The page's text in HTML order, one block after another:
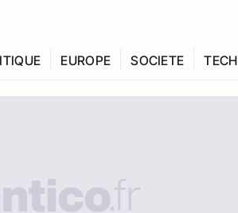
EUROPE SOCIETE